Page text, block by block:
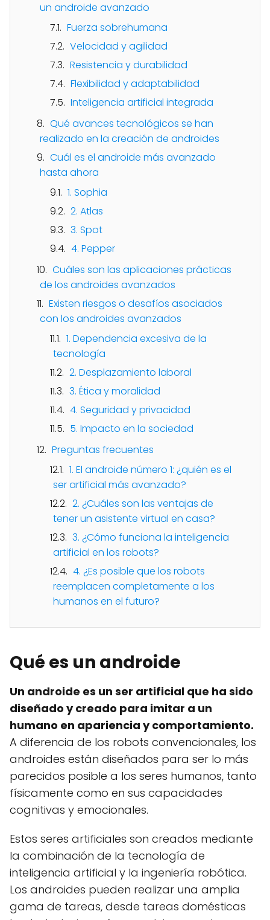
un androide avanzado
Fuerza sobrehumana
Velocidad y agilidad
Resistencia y durabilidad
Flexibilidad y adaptabilidad
Inteligencia artificial integrada
Qué avances tecnológicos se han
realizado en la creación de androides
Cuál es el androide más avanzado
hasta ahora
1. Sophia
2. Atlas
3. Spot
4. Pepper
Cuáles son las aplicaciones prácticas
de los androides avanzados
Existen riesgos o desafíos asociados
con los androides avanzados
1. Dependencia excesiva de la
tecnología
2. Desplazamiento laboral
3. Ética y moralidad
4. Seguridad y privacidad
5. Impacto en la sociedad
Preguntas frecuentes
1. El androide número 1: ¿quién es el
ser artificial más avanzado?
2. ¿Cuáles son las ventajas de
tener un asistente virtual en casa?
3. ¿Cómo funciona la inteligencia
artificial en los robots?
4. ¿Es posible que los robots
reemplacen completamente a los
humanos en el futuro?
Qué es un androide
Un androide es un ser artificial que ha sido
diseñado y creado para imitar a un
humano en apariencia y comportamiento.
A diferencia de los robots convencionales, los
androides están diseñados para ser lo más
parecidos posible a los seres humanos, tanto
físicamente como en sus capacidades
cognitivas y emocionales.
Estos seres artificiales son creados mediante
la combinación de la tecnología de
inteligencia artificial y la ingeniería robótica.
Los androides pueden realizar una amplia
gama de tareas, desde tareas domésticas